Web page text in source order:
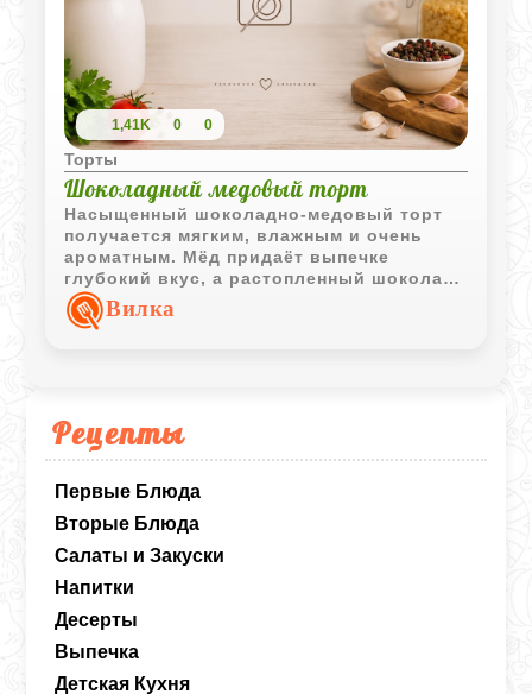
Рецепты
Первые Блюда
Вторые Блюда
Салаты и Закуски
Напитки
Десерты
Выпечка
Детская Кухня
1,41K 0 0
Торты
Шоколадный медовый торт
Насыщенный шоколадно-медовый торт
получается мягким, влажным и очень
ароматным. Мёд придаёт выпечке
глубокий вкус, а растопленный шоколад
делает текстуру особенно нежной.
Вилка